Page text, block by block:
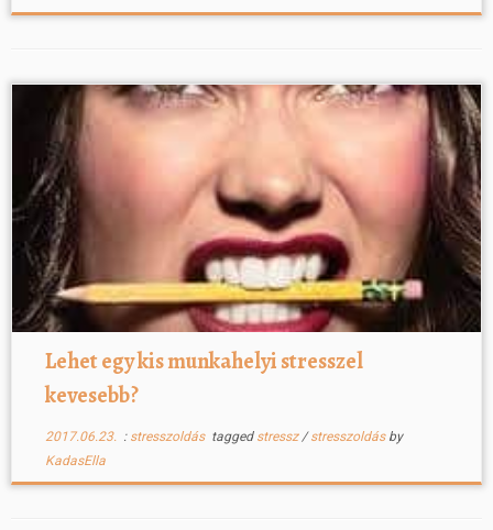
Lehet egy kis munkahelyi stresszel
kevesebb?
2017.06.23.: stresszoldás tagged stressz/stresszoldás by
KadasElla